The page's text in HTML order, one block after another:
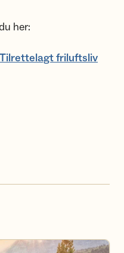
her:
Tilrettelagt friluftsliv